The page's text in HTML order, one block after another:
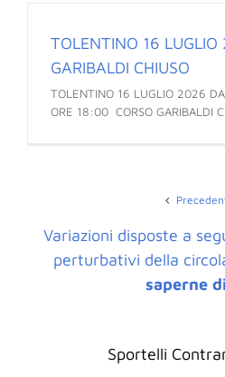
TOLENTINO 16 LUGLIO
GARIBALDI CHIUSO
TOLENTINO 16 LUGLIO 2026
ORE 18:00 CORSO GARIBALDI
Variazioni disposte a
perturbativi della
saperne
Sportelli